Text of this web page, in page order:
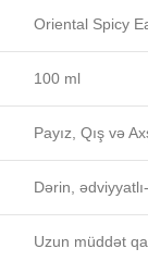
Oriental Spicy
100 ml
Payız, Qış və
Dərin,
Uzun müddət